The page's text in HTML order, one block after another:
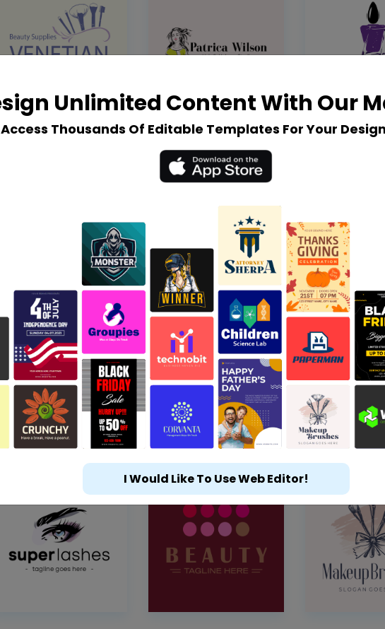
Unlimited Content With Our
Access Thousands Of Editable Templates For Your
I Would Like To Use Web Editor!